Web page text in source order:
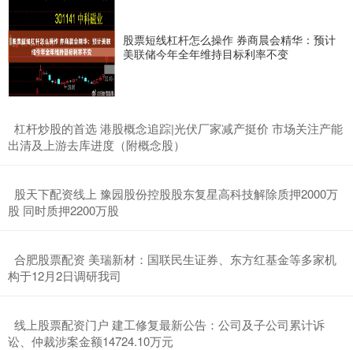
股票短线杠杆怎么操作 券商晨会精华：预计
美联储今年全年维持目标利率不变
​杠杆炒股的首选 港股概念追踪|光伏厂家减产挺价 市场关注产能
出清及上游去库进度（附概念股）
​股天下配资线上 豫园股份控股股东复星高科技解除质押2000万
股 同时质押2200万股
​合肥股票配资 美瑞新材：国联民生证券、东方红基金等多家机
构于12月2日调研我司
​线上股票配资门户 建工修复最新公告：公司及子公司累计诉
讼、仲裁涉案金额14724.10万元